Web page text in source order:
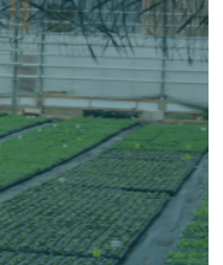
р-н, село